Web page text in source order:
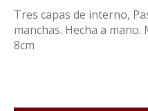
Tres capas de interno,
manchas. Hecha a mano.
8cm